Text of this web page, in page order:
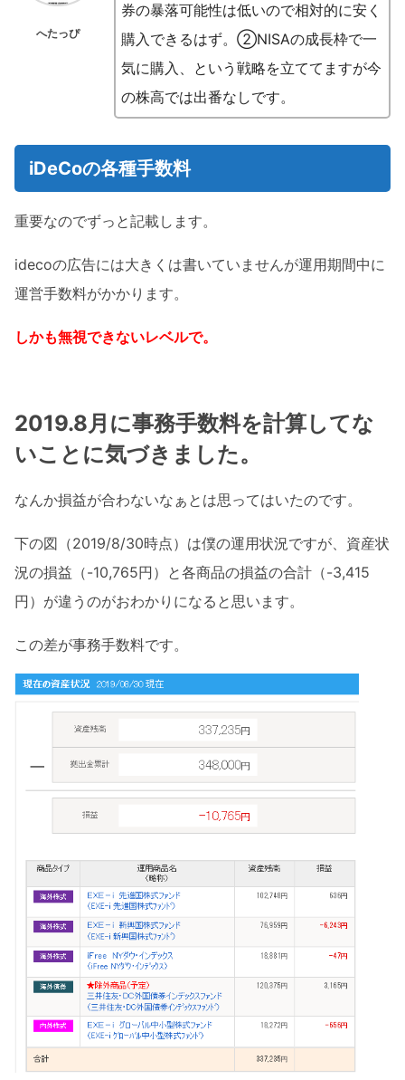
へたっぴ
券の暴落可能性は低いので相対的に安く
購入できるはず。②NISAの成長枠で一
気に購入、という戦略を立ててますが今
の株高では出番なしです。
iDeCoの各種手数料
重要なのでずっと記載します。
idecoの広告には大きくは書いていませんが運用期間中に
運営手数料がかかります。
しかも無視できないレベルで。
2019.8月に事務手数料を計算してな
いことに気づきました。
なんか損益が合わないなぁとは思ってはいたのです。
下の図（2019/8/30時点）は僕の運用状況ですが、資産状
況の損益（-10,765円）と各商品の損益の合計（-3,415
円）が違うのがおわかりになると思います。
この差が事務手数料です。